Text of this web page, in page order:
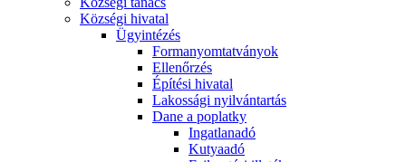
Községi hivatal
Ügyintézés
Formanyomtatványok
Ellenőrzés
Építési hivatal
Lakossági nyilvántartás
Dane a poplatky
Ingatlanadó
Kutyaadó